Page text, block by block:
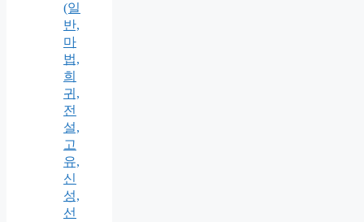
(일
반,
마
법,
희
귀,
전
설,
고
유,
신
성,
선